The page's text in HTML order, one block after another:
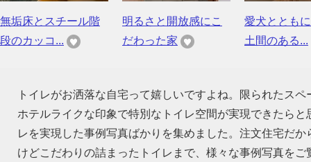
無垢床とスチール階
段のカッコ...
明るさと開放感にこ
だわった家
愛犬ととも
土間のある...
トイレがお洒落な自宅って嬉しいですよね。限られたス
ホテルライクな印象で特別なトイレ空間が実現できたら
レを実現した事例写真ばかりを集めました。注文住宅だ
けどこだわりの詰まったトイレまで、様々な事例写真を